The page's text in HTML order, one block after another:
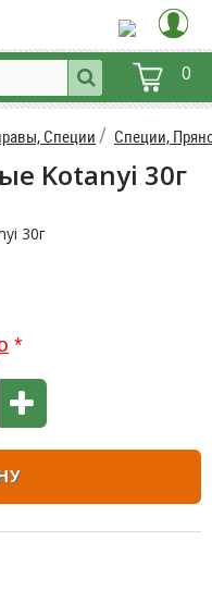
0
Специи Специи,
Kotanyi 30г
*